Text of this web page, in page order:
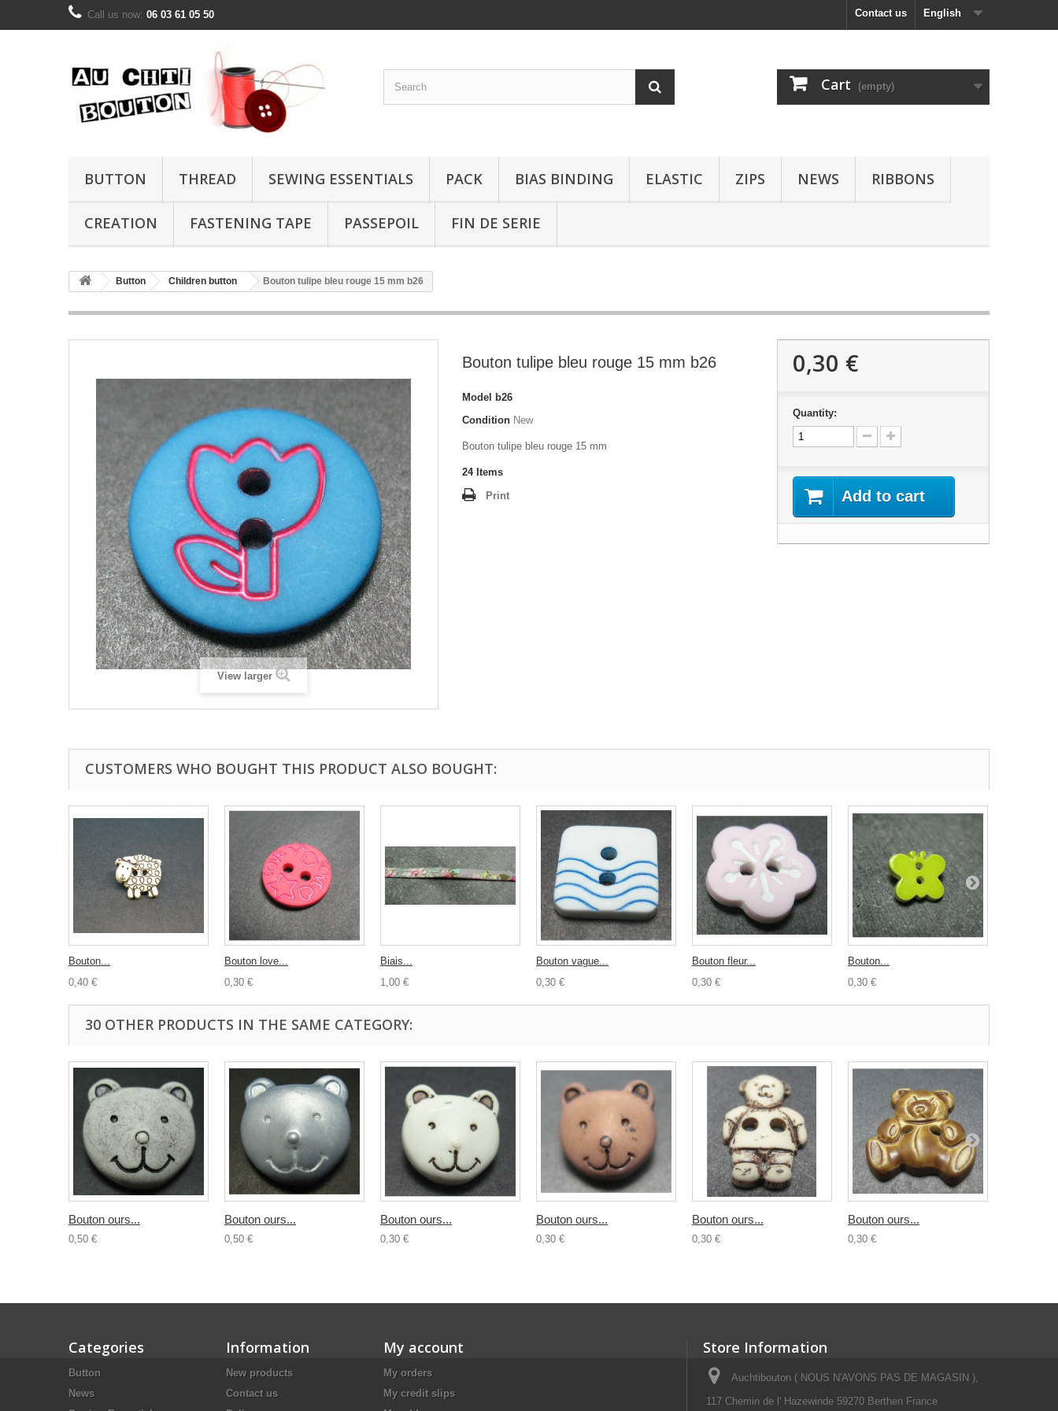
English
Contact us
Call us now: 06 03 61 05 50
Cart (empty)
BUTTON THREAD SEWING ESSENTIALS PACK BIAS BINDING ELASTIC ZIPS NEWS RIBBONS
CREATION FASTENING TAPE PASSEPOIL FIN DE SERIE
Button Children button Bouton tulipe bleu rouge 15 mm b26
View larger
Bouton tulipe bleu rouge 15 mm b26
Model
b26
Condition New
Bouton tulipe bleu rouge 15 mm
24 Items
Print
0,30 €
Quantity:
Add to cart
CUSTOMERS WHO BOUGHT THIS PRODUCT ALSO BOUGHT:
Bouton...
0,40 €
Bouton love...
0,30 €
Biais...
1,00 €
Bouton vague...
0,30 €
Bouton fleur...
0,30 €
Bouton...
0,30 €
30 OTHER PRODUCTS IN THE SAME CATEGORY:
Bouton ours...
0,50 €
Bouton ours...
0,50 €
Bouton ours...
0,30 €
Bouton ours...
0,30 €
Bouton ours...
0,30 €
Bouton ours...
0,30 €
Categories
Button
News
Information
New products
Contact us
My account
My orders
My credit slips
Store Information
Auchtibouton ( NOUS N'AVONS PAS DE MAGASIN ),
117 Chemin de l' Hazewinde 59270 Berthen France